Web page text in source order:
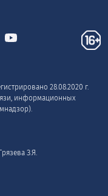
28.08.2020 г.
информационных
З.Я.